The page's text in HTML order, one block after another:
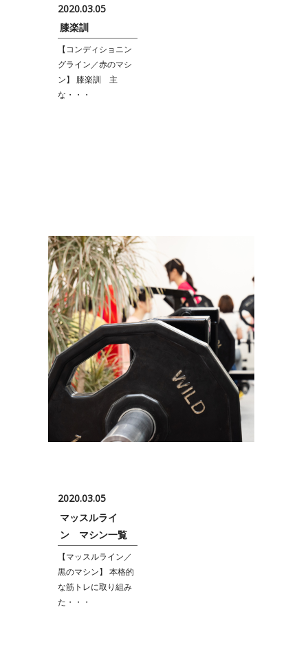
2020.03.05
膝楽訓
【コンディショニン
グライン／赤のマシ
ン】 膝楽訓 主
な・・・
2020.03.05
マッスルライ
ン マシン一覧
【マッスルライン／
黒のマシン】 本格的
な筋トレに取り組み
た・・・